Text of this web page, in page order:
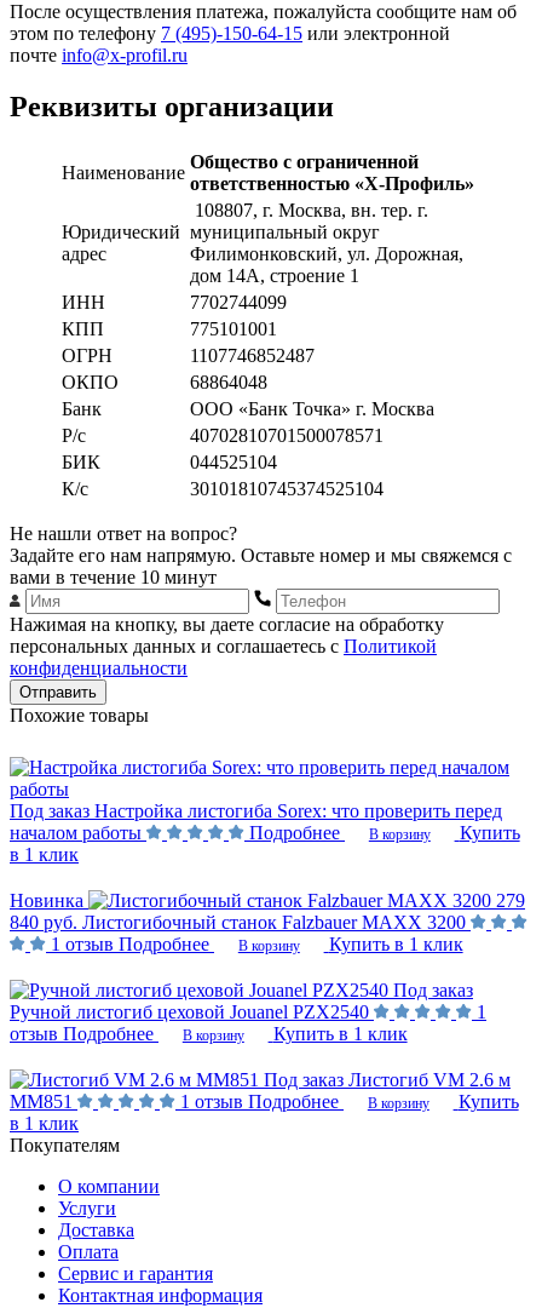
После осуществления платежа, пожалуйста сообщите нам об
этом по телефону 7 (495)-150-64-15 или электронной
почте info@x-profil.ru
Реквизиты организации
Наименование
Общество с ограниченной
ответственностью «Х-Профиль»
Юридический
адрес
108807, г. Москва, вн. тер. г.
муниципальный округ
Филимонковский, ул. Дорожная,
дом 14А, строение 1
ИНН
7702744099
КПП
775101001
ОГРН
1107746852487
ОКПО
68864048
Банк
ООО «Банк Точка» г. Москва
Р/с
40702810701500078571
БИК
044525104
К/с
30101810745374525104
Не нашли ответ на вопрос?
Задайте его нам напрямую. Оставьте номер и мы свяжемся с
вами в течение 10 минут
Нажимая на кнопку, вы даете согласие на обработку
персональных данных и соглашаетесь с Политикой
конфиденциальности
Отправить
Похожие товары
Под заказ Настройка листогиба Sorex: что проверить перед
началом работы
Подробнее В корзину
Купить
в 1 клик
Новинка
279
840 руб. Листогибочный станок Falzbauer MAXX 3200
1 отзыв Подробнее В корзину Купить в 1 клик
Под заказ
Ручной листогиб цеховой Jouanel PZX2540
1
отзыв Подробнее В корзину Купить в 1 клик
Под заказ Листогиб VM 2.6 м
MM851
1 отзыв Подробнее В корзину
Купить
в 1 клик
Покупателям
О компании
Услуги
Доставка
Оплата
Сервис и гарантия
Контактная информация